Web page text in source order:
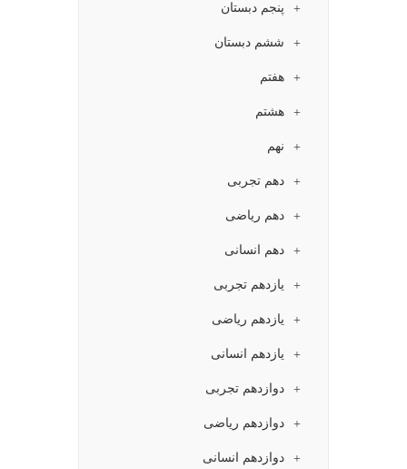
پنجم دبستان
ششم دبستان
دهم تجربی
دهم ریاضی
دهم انسانی
یازدهم تجربی
یازدهم ریاضی
یازدهم انسانی
دوازدهم تجربی
دوازدهم ریاضی
دوازدهم انسانی